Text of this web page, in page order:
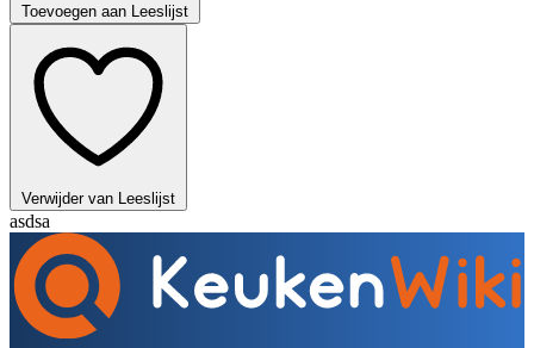
Toevoegen aan Leeslijst
Verwijder van Leeslijst
asdsa